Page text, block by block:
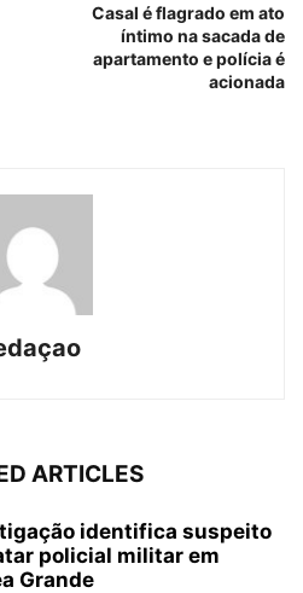
Casal é flagrado em ato
íntimo na sacada de
apartamento e polícia é
acionada
ARTICLES
identifica suspeito
policial militar em
Grande